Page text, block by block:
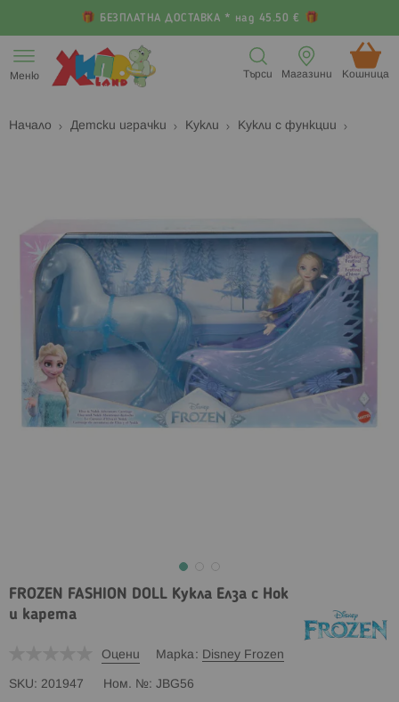
БЕЗПЛАТНА ДОСТАВКА * над 45.50 €
към
съдържанието
Меню Кошница (
Магазини
Търси
Начало Детски играчки Кукли Кукли с функции
изображенията
FROZEN FASHION DOLL Кукла Елза с Нок
и карета
Оцени Марка Disney Frozen
SKU 201947 Ном. № JBG56